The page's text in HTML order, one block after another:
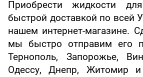
Приобрести жидкости
быстрой доставкой по всей
нашем интернет-магазине.
мы быстро отправим его
Тернополь, Запорожье,
Одессу, Днепр, Житомир и